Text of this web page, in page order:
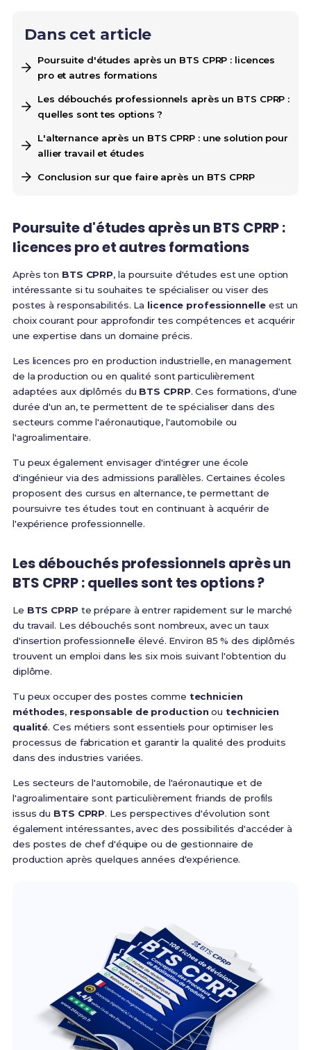
Dans cet article
Poursuite d'études après un BTS CPRP : licences
pro et autres formations
Les débouchés professionnels après un BTS CPRP :
quelles sont tes options ?
L'alternance après un BTS CPRP : une solution pour
allier travail et études
Conclusion sur que faire après un BTS CPRP
Poursuite d'études après un BTS CPRP :
licences pro et autres formations
Après ton BTS CPRP, la poursuite d'études est une option
intéressante si tu souhaites te spécialiser ou viser des
postes à responsabilités. La licence professionnelleest un
choix courant pour approfondir tes compétences et acquérir
une expertise dans un domaine précis.
Les licences pro en production industrielle, en management
de la production ou en qualité sont particulièrement
adaptées aux diplômés du BTS CPRP. Ces formations, d'une
durée d'un an, te permettent de te spécialiser dans des
secteurs comme l'aéronautique, l'automobile ou
l'agroalimentaire.
Tu peux également envisager d'intégrer une école
d'ingénieur via des admissions parallèles. Certaines écoles
proposent des cursus en alternance, te permettant de
poursuivre tes études tout en continuant à acquérir de
l'expérience professionnelle.
Les débouchés professionnels après un
BTS CPRP : quelles sont tes options ?
Le BTS CPRP te prépare à entrer rapidement sur le marché
du travail. Les débouchés sont nombreux, avec un taux
d'insertion professionnelle élevé. Environ 85 % des diplômés
trouvent un emploi dans les six mois suivant l'obtention du
diplôme.
Tu peux occuper des postes comme technicien
méthodes, responsable de productionoutechnicien
qualité. Ces métiers sont essentiels pour optimiser les
processus de fabrication et garantir la qualité des produits
dans des industries variées.
Les secteurs de l'automobile, de l'aéronautique et de
l'agroalimentaire sont particulièrement friands de profils
issus du BTS CPRP. Les perspectives d'évolution sont
également intéressantes, avec des possibilités d'accéder à
des postes de chef d'équipe ou de gestionnaire de
production après quelques années d'expérience.